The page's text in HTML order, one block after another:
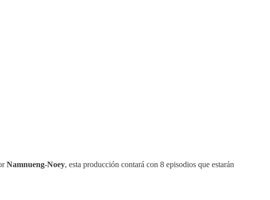
Namnueng-Noey, esta producción contará con 8 episodios que estarán